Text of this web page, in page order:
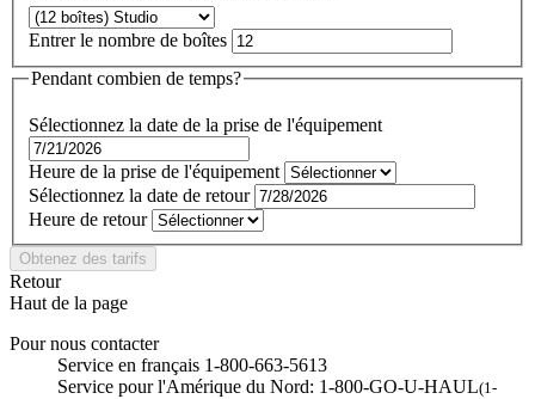
Entrer le nombre de boîtes
Pendant combien de temps?
Sélectionnez la date de la prise de l'équipement
Heure de la prise de l'équipement
Sélectionnez la date de retour
Heure de retour
Obtenez des tarifs
Retour
Haut de la page
Pour nous contacter
Service en français 1-800-663-5613
Service pour l'Amérique du Nord: 1-800-GO-U-HAUL(1-